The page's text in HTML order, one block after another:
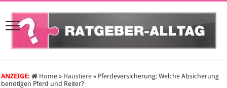
ANZEIGE: Home » Haustiere » Pferdeversicherung: Welche Absicherung
benötigen Pferd und Reiter?